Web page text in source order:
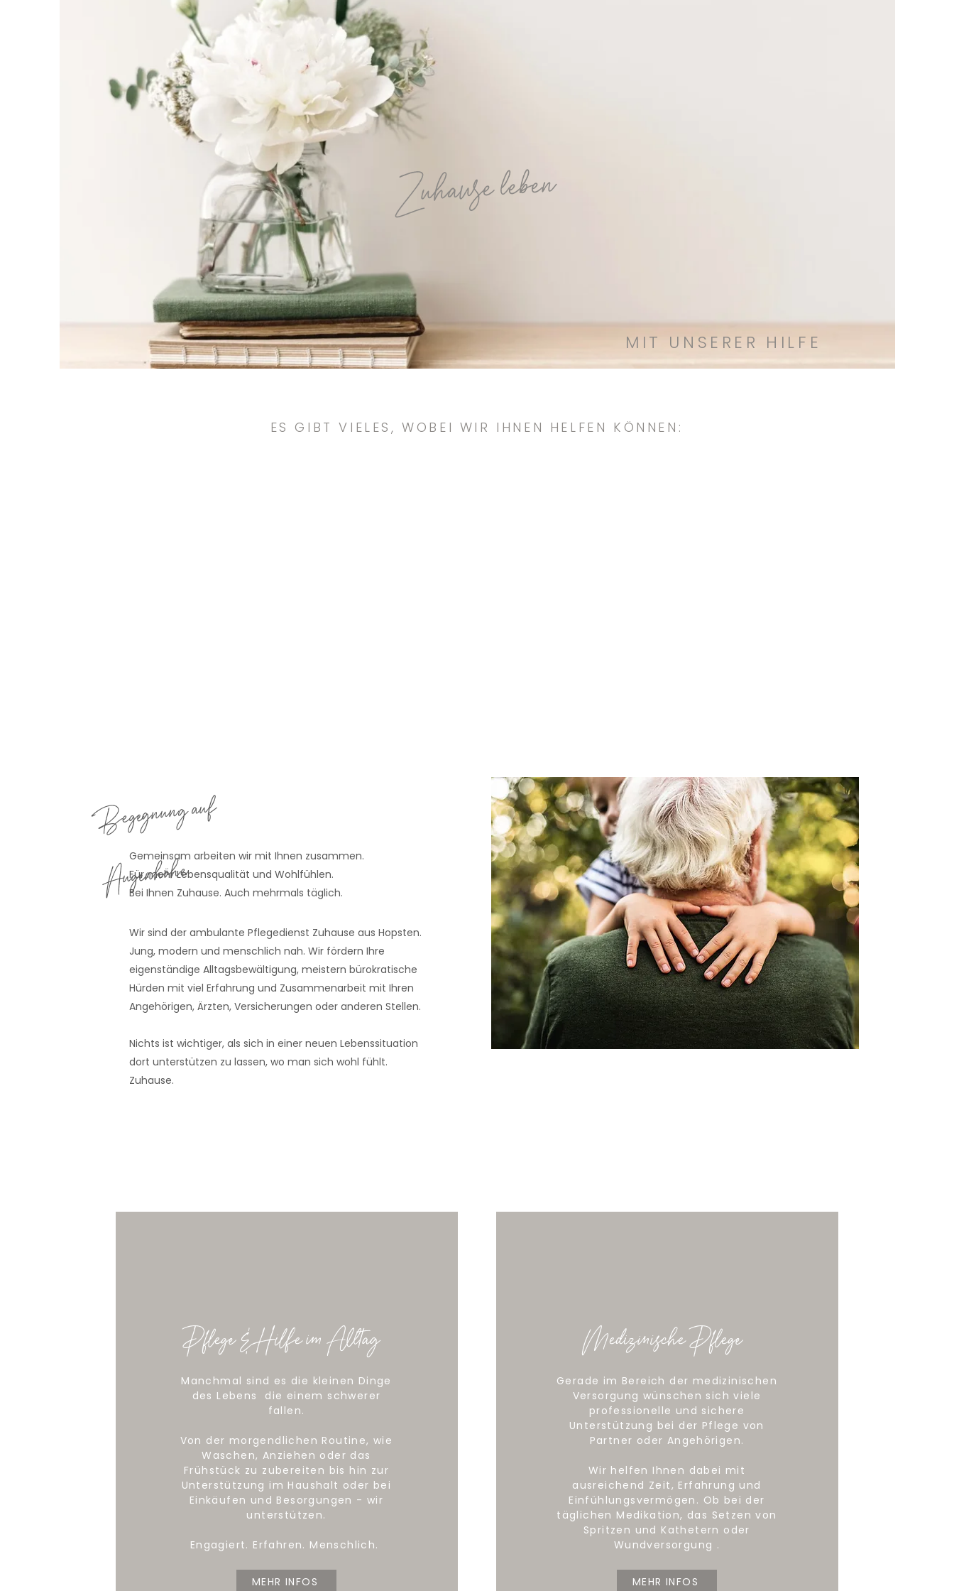
Zuhause leben
MIT UNSERER HILFE
ES GIBT VIELES, WOBEI WIR IHNEN HELFEN KÖNNEN:
Begegnung auf
Augenhöhe
Gemeinsam arbeiten wir mit Ihnen zusammen.
Für mehr Lebensqualität und Wohlfühlen.
Bei Ihnen Zuhause. Auch mehrmals täglich.
Wir sind der ambulante Pflegedienst Zuhause aus Hopsten.
Jung, modern und menschlich nah. Wir fördern Ihre
eigenständige Alltagsbewältigung, meistern bürokratische
Hürden mit viel Erfahrung und Zusammenarbeit mit Ihren
Angehörigen, Ärzten, Versicherungen oder anderen Stellen.
Nichts ist wichtiger, als sich in einer neuen Lebenssituation
dort unterstützen zu lassen, wo man sich wohl fühlt.
Zuhause.
Pflege & Hilfe im Alltag
Manchmal sind es die kleinen Dinge
des Lebens die einem schwerer
fallen.
Von der morgendlichen Routine, wie
Waschen, Anziehen oder das
Frühstück zu zubereiten bis hin zur
Unterstützung im Haushalt oder bei
Einkäufen und Besorgungen - wir
unterstützen.
Engagiert. Erfahren. Menschlich.
MEHR INFOS
Medizinische Pflege
Gerade im Bereich der medizinischen
Versorgung wünschen sich viele
professionelle und sichere
Unterstützung bei der Pflege von
Partner oder Angehörigen.
Wir helfen Ihnen dabei mit
ausreichend Zeit, Erfahrung und
Einfühlungsvermögen. Ob bei der
täglichen Medikation, das Setzen von
Spritzen und Kathetern oder
Wundversorgung .
MEHR INFOS